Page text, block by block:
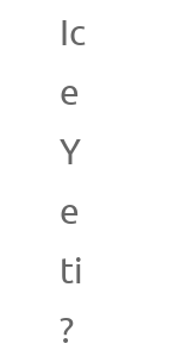
Ic
e
Y
e
ti
?